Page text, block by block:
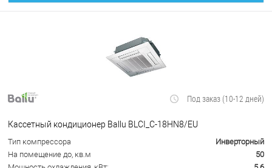
Под заказ (10-12 дней)
Кассетный кондиционер Ballu BLCI_C-18HN8/EU
Тип компрессора
Инверторный
На помещение до, кв.м
50